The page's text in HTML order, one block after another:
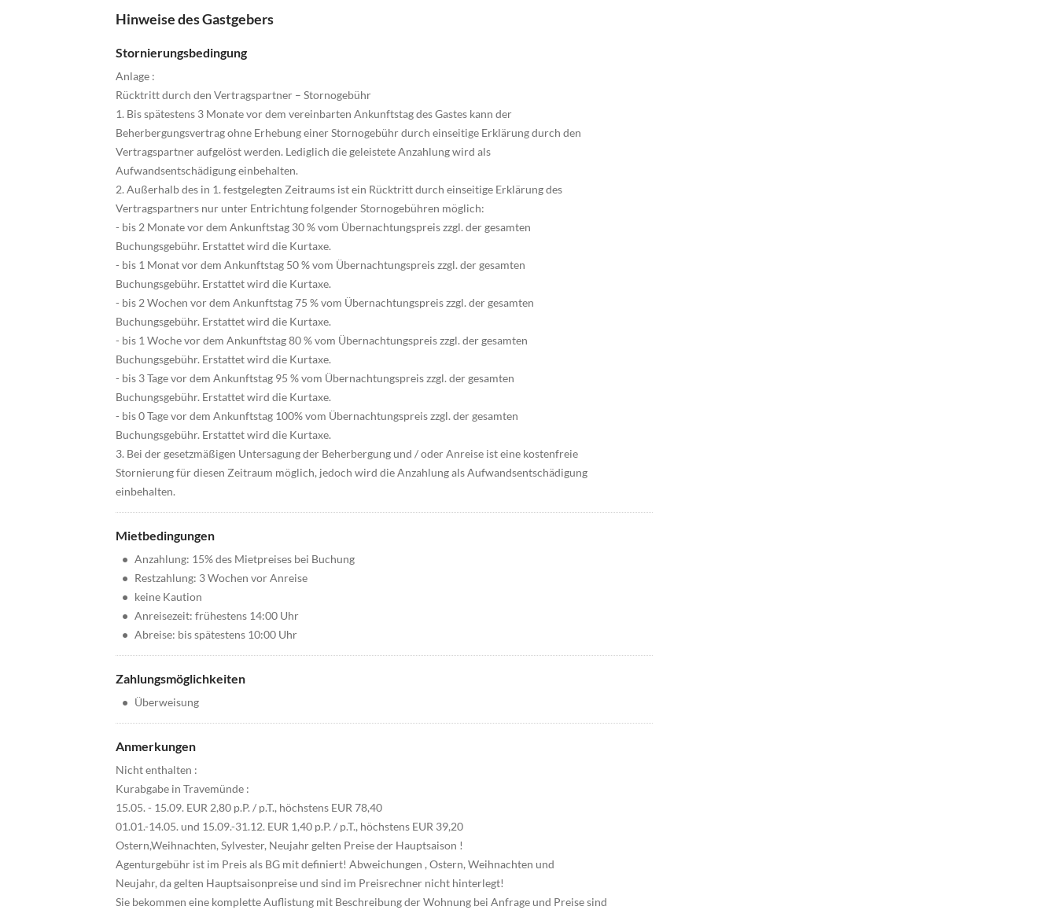
Hinweise des Gastgebers
Stornierungsbedingung
Anlage :
Rücktritt durch den Vertragspartner – Stornogebühr
1. Bis spätestens 3 Monate vor dem vereinbarten Ankunftstag des Gastes kann der
Beherbergungsvertrag ohne Erhebung einer Stornogebühr durch einseitige Erklärung durch den
Vertragspartner aufgelöst werden. Lediglich die geleistete Anzahlung wird als
Aufwandsentschädigung einbehalten.
2. Außerhalb des in 1. festgelegten Zeitraums ist ein Rücktritt durch einseitige Erklärung des
Vertragspartners nur unter Entrichtung folgender Stornogebühren möglich:
- bis 2 Monate vor dem Ankunftstag 30 % vom Übernachtungspreis zzgl. der gesamten
Buchungsgebühr. Erstattet wird die Kurtaxe.
- bis 1 Monat vor dem Ankunftstag 50 % vom Übernachtungspreis zzgl. der gesamten
Buchungsgebühr. Erstattet wird die Kurtaxe.
- bis 2 Wochen vor dem Ankunftstag 75 % vom Übernachtungspreis zzgl. der gesamten
Buchungsgebühr. Erstattet wird die Kurtaxe.
- bis 1 Woche vor dem Ankunftstag 80 % vom Übernachtungspreis zzgl. der gesamten
Buchungsgebühr. Erstattet wird die Kurtaxe.
- bis 3 Tage vor dem Ankunftstag 95 % vom Übernachtungspreis zzgl. der gesamten
Buchungsgebühr. Erstattet wird die Kurtaxe.
- bis 0 Tage vor dem Ankunftstag 100% vom Übernachtungspreis zzgl. der gesamten
Buchungsgebühr. Erstattet wird die Kurtaxe.
3. Bei der gesetzmäßigen Untersagung der Beherbergung und / oder Anreise ist eine kostenfreie
Stornierung für diesen Zeitraum möglich, jedoch wird die Anzahlung als Aufwandsentschädigung
einbehalten.
Mietbedingungen
• Anzahlung: 15% des Mietpreises bei Buchung
• Restzahlung: 3 Wochen vor Anreise
• keine Kaution
• Anreisezeit: frühestens 14:00 Uhr
• Abreise: bis spätestens 10:00 Uhr
Zahlungsmöglichkeiten
• Überweisung
Anmerkungen
Nicht enthalten :
Kurabgabe in Travemünde :
15.05. - 15.09. EUR 2,80 p.P. / p.T., höchstens EUR 78,40
01.01.-14.05. und 15.09.-31.12. EUR 1,40 p.P. / p.T., höchstens EUR 39,20
Ostern,Weihnachten, Sylvester, Neujahr gelten Preise der Hauptsaison !
Agenturgebühr ist im Preis als BG mit definiert! Abweichungen , Ostern, Weihnachten und
Neujahr, da gelten Hauptsaisonpreise und sind im Preisrechner nicht hinterlegt!
Sie bekommen eine komplette Auflistung mit Beschreibung der Wohnung bei Anfrage und Preise sind